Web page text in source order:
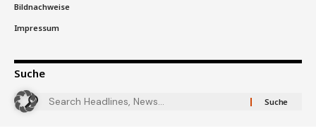
Bildnachweise
Impressum
Suche